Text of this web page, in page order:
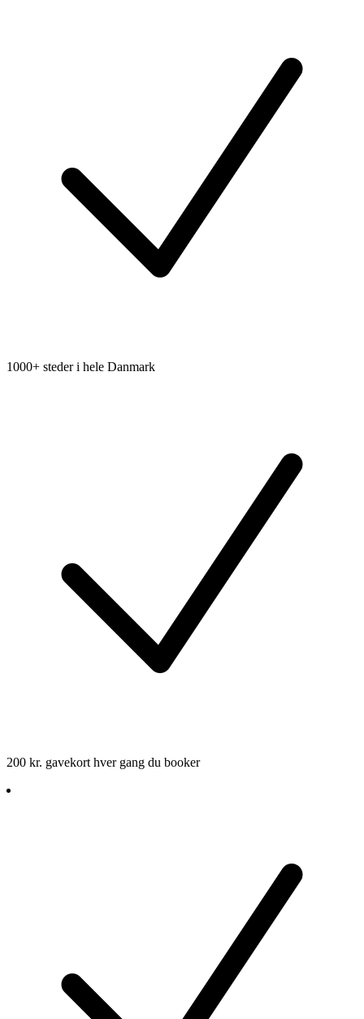
1000+ steder i hele Danmark
200 kr. gavekort hver gang du booker